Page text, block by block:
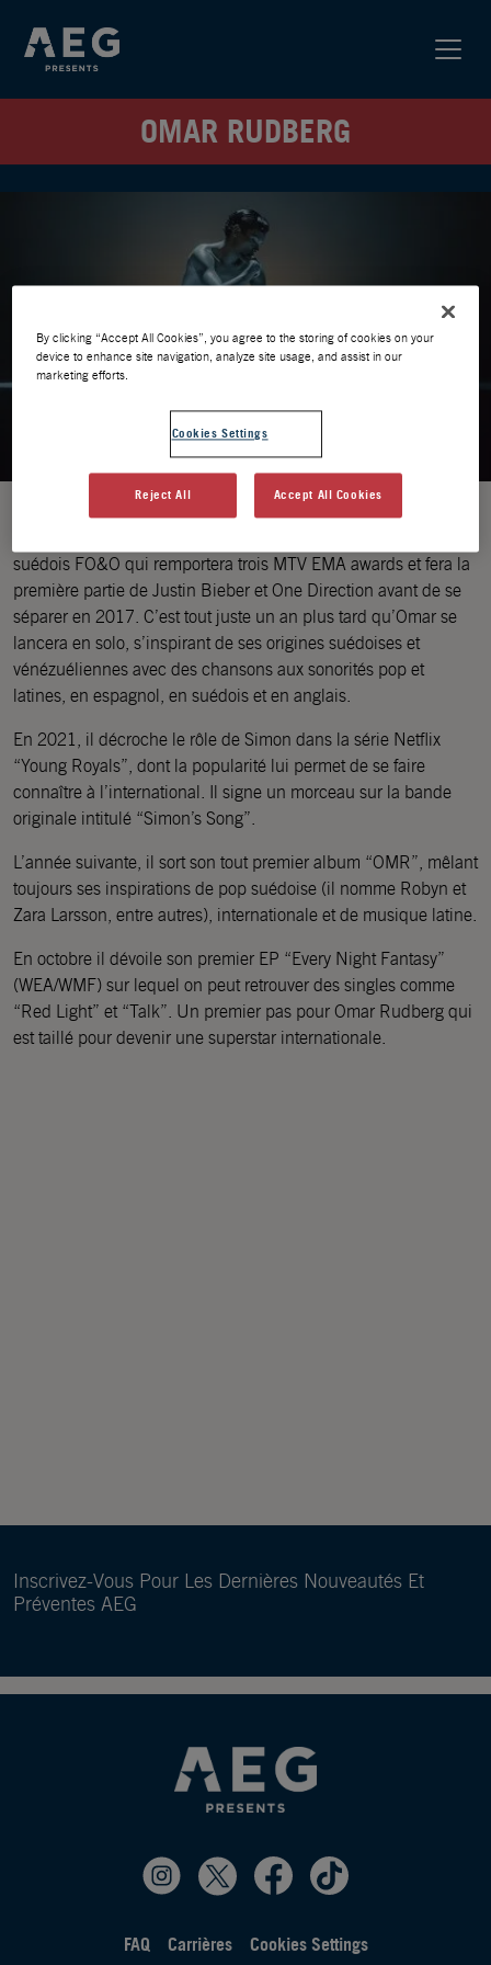
OMAR RUDBERG
Artiste multi-casquettes, Omar Rudberg a fait ses premiers pas
suédois FO&O qui remportera trois MTV EMA awards et fera la
première partie de Justin Bieber et One Direction avant de se
séparer en 2017. C’est tout juste un an plus tard qu’Omar se
lancera en solo, s’inspirant de ses origines suédoises et
vénézuéliennes avec des chansons aux sonorités pop et
latines, en espagnol, en suédois et en anglais.
En 2021, il décroche le rôle de Simon dans la série Netflix
“Young Royals”, dont la popularité lui permet de se faire
connaître à l’international. Il signe un morceau sur la bande
originale intitulé “Simon’s Song”.
L’année suivante, il sort son tout premier album “OMR”, mêlant
toujours ses inspirations de pop suédoise (il nomme Robyn et
Zara Larsson, entre autres), internationale et de musique latine.
En octobre il dévoile son premier EP “Every Night Fantasy”
(WEA/WMF) sur lequel on peut retrouver des singles comme
“Red Light” et “Talk”. Un premier pas pour Omar Rudberg qui
est taillé pour devenir une superstar internationale.
Inscrivez-Vous Pour Les Dernières Nouveautés Et
Préventes AEG
FAQ Carrières Cookies Settings
By clicking “Accept All Cookies”, you agree to the storing of cookies on your
device to enhance site navigation, analyze site usage, and assist in our
marketing efforts.
Cookies Settings
Reject All Accept All Cookies